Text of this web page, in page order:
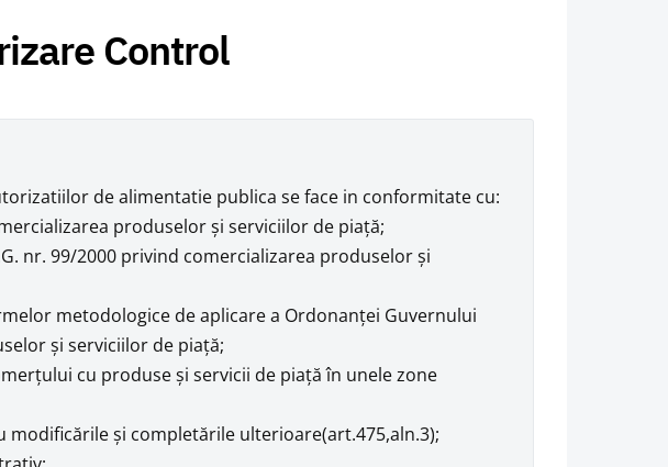
Control
de alimentatie publica se face in conformitate cu:
produselor şi serviciilor de piaţă;
nr. 99/2000 privind comercializarea produselor şi
metodologice de aplicare a Ordonanţei Guvernului
şi serviciilor de piaţă;
cu produse şi servicii de piaţă în unele zone
modificările și completările ulterioare(art.475,aln.3);